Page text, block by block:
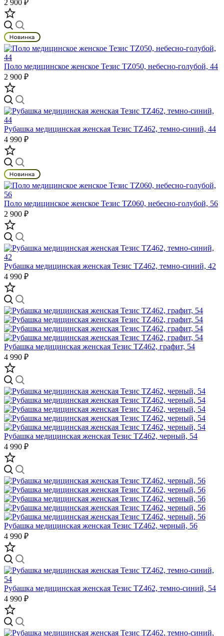
2 900 ₽
Поло медицинское женское Тезис TZ050, небесно-голубой, 44
2 900 ₽
Рубашка медицинская женская Тезис TZ462, темно-синий, 44
4 990 ₽
Поло медицинское женское Тезис TZ060, небесно-голубой, 56
2 900 ₽
Рубашка медицинская женская Тезис TZ462, темно-синий, 42
4 990 ₽
Рубашка медицинская женская Тезис TZ462, графит, 54
4 990 ₽
Рубашка медицинская женская Тезис TZ462, черный, 54
4 990 ₽
Рубашка медицинская женская Тезис TZ462, черный, 56
4 990 ₽
Рубашка медицинская женская Тезис TZ462, темно-синий, 54
4 990 ₽